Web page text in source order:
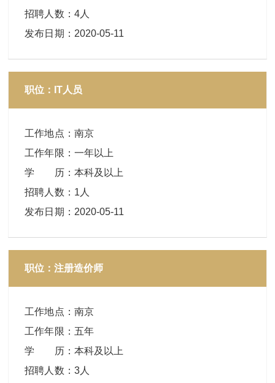
招聘人数 ： 4人
发布日期 ： 2020-05-11
职位：IT人员
工作地点 ： 南京
工作年限 ： 一年以上
学 历： 本科及以上
招聘人数 ： 1人
发布日期 ： 2020-05-11
职位：注册造价师
工作地点 ： 南京
工作年限 ： 五年
学 历： 本科及以上
招聘人数 ： 3人